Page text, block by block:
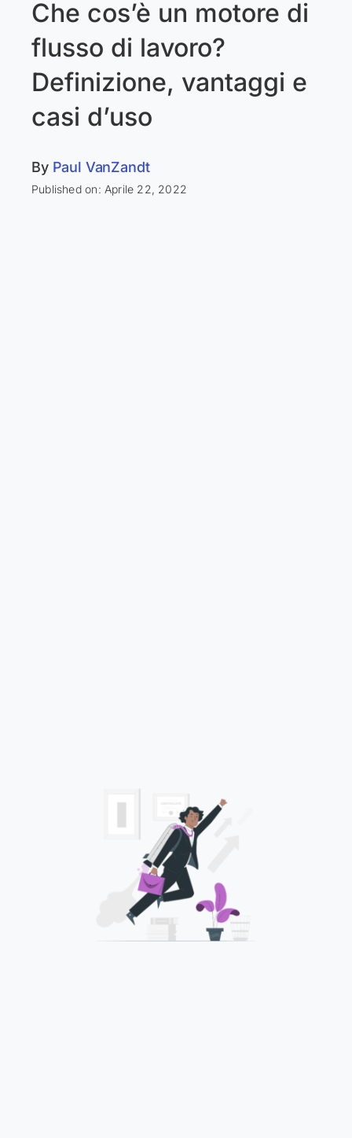
Che cos’è un motore di
flusso di lavoro?
Definizione, vantaggi e
casi d’uso
By Paul VanZandt
Published on: Aprile 22, 2022